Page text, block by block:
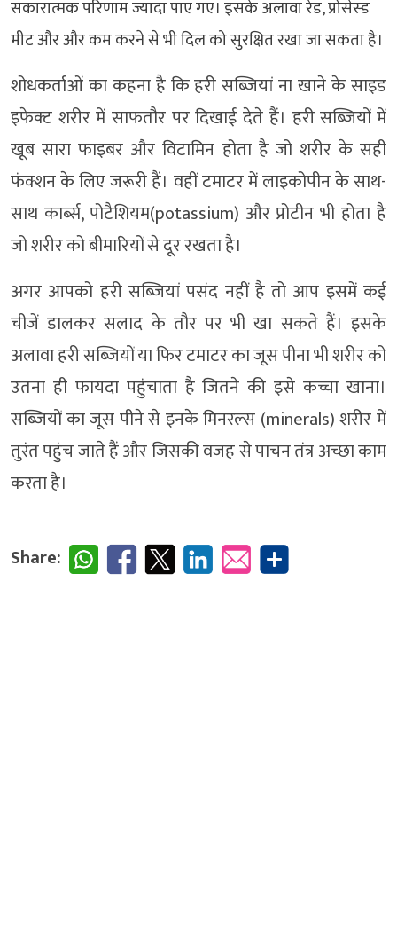
सकारात्मक परिणाम ज्यादा पाए गए। इसके अलावा रेड, प्रोसेस्ड
मीट और और कम करने से भी दिल को सुरक्षित रखा जा सकता है।
शोधकर्ताओं का कहना है कि हरी सब्जियां ना खाने के साइड
इफेक्ट शरीर में साफतौर पर दिखाई देते हैं। हरी सब्जियों में
खूब सारा फाइबर और विटामिन होता है जो शरीर के सही
फंक्शन के लिए जरूरी हैं। वहीं टमाटर में लाइकोपीन के साथ-
साथ कार्ब्स, पोटैशियम(potassium) और प्रोटीन भी होता है
जो शरीर को बीमारियों से दूर रखता है।
अगर आपको हरी सब्जियां पसंद नहीं है तो आप इसमें कई
चीजें डालकर सलाद के तौर पर भी खा सकते हैं। इसके
अलावा हरी सब्जियों या फिर टमाटर का जूस पीना भी शरीर को
उतना ही फायदा पहुंचाता है जितने की इसे कच्चा खाना।
सब्जियों का जूस पीने से इनके मिनरल्स (minerals) शरीर में
तुरंत पहुंच जाते हैं और जिसकी वजह से पाचन तंत्र अच्छा काम
करता है।
Share: